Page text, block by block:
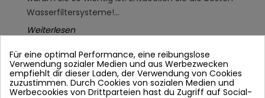
Wasserfiltersysteme!...
Weiterlesen
Für eine optimal Performance, eine reibungslose
Verwendung sozialer Medien und aus Werbezwecken
empfiehlt dir dieser Laden, der Verwendung von Cookies
zuzustimmen. Durch Cookies von sozialen Medien und
Werbecookies von Drittparteien hast du Zugriff auf Social-